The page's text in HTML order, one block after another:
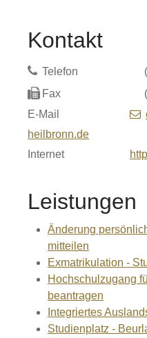
Kontakt
Telefon
Fax
E-Mail
heilbronn.de
Internet
Leistungen
Änderung
mitteilen
Exmatrikulation -
Hochschulzugang
beantragen
Integriertes
Studienplatz -